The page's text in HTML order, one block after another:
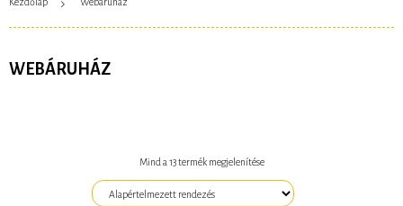
WEBÁRUHÁZ
Mind a 13 termék megjelenítése